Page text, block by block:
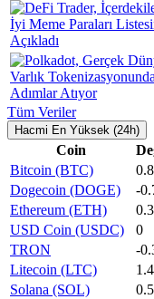
Tüm Veriler
Hacmi En Yüksek (24h)
Coin
Bitcoin (BTC)
Dogecoin (DOGE)
-
Ethereum (ETH)
USD Coin (USDC)
0
TRON
-
Litecoin (LTC)
Solana (SOL)